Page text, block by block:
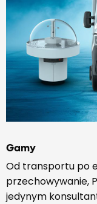
Gamy
Od transportu po
przechowywanie,
jedynym